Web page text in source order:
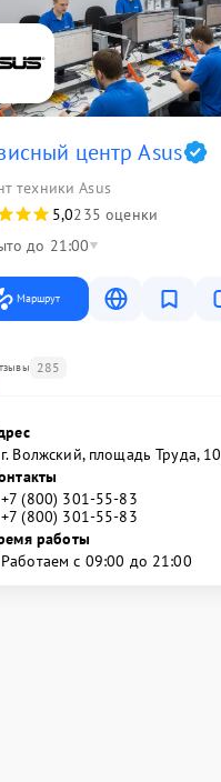
центр Asus
техники Asus
5,0235 оценки
до 21:00
Маршрут
285
г. Волжский, площадь Труда, 10
+7 (800) 301-55-83
+7 (800) 301-55-83
работы
Работаем с 09:00 до 21:00